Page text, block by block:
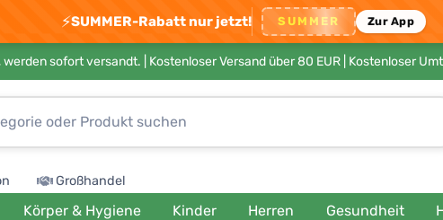
⚡SUMMER-Rabatt nur jetzt! SUMMER Zur App
sofort versandt. | Kostenloser Versand über 80 EUR | Kostenloser
Großhandel
Körper & Hygiene Kinder Herren Gesundheit